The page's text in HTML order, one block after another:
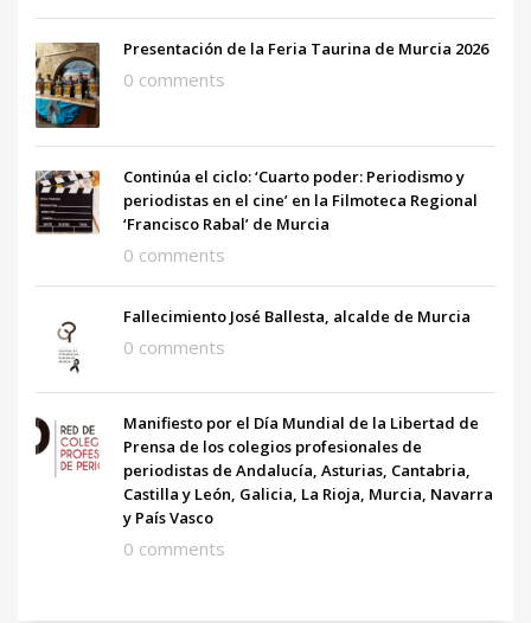
Presentación de la Feria Taurina de Murcia 2026
0 comments
Continúa el ciclo: ‘Cuarto poder: Periodismo y
periodistas en el cine’ en la Filmoteca Regional
‘Francisco Rabal’ de Murcia
0 comments
Fallecimiento José Ballesta, alcalde de Murcia
0 comments
Manifiesto por el Día Mundial de la Libertad de
Prensa de los colegios profesionales de
periodistas de Andalucía, Asturias, Cantabria,
Castilla y León, Galicia, La Rioja, Murcia, Navarra
y País Vasco
0 comments